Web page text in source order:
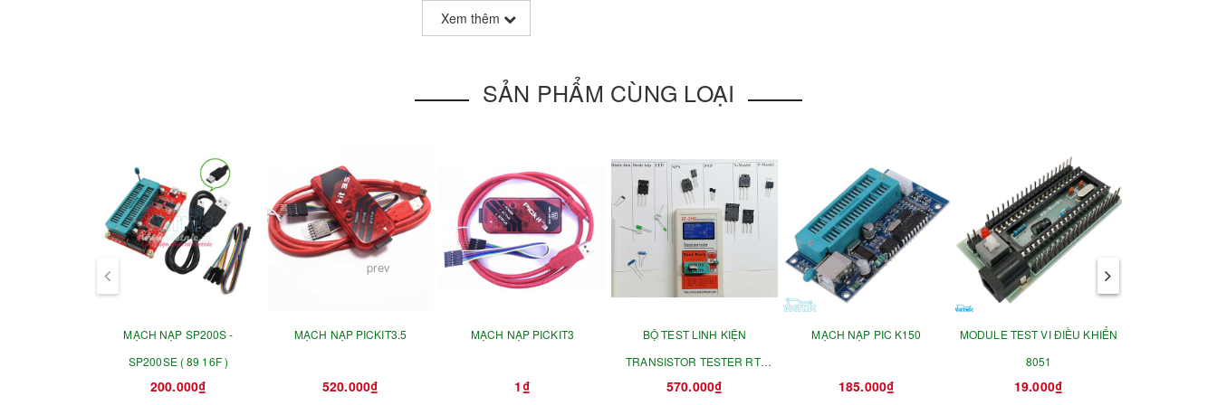
Xem thêm
SẢN PHẨM CÙNG LOẠI
MẠCH NẠP SP200S -
SP200SE ( 89 16F )
200.000₫
MẠCH NẠP PICKIT3.5
520.000₫
MẠCH NẠP PICKIT3
1₫
BỘ TEST LINH KIỆN
TRANSISTOR TESTER RT-
219G
570.000₫
MẠCH NẠP PIC K150
185.000₫
MODULE TEST VI ĐIỀU KHIỂN
8051
19.000₫
prev